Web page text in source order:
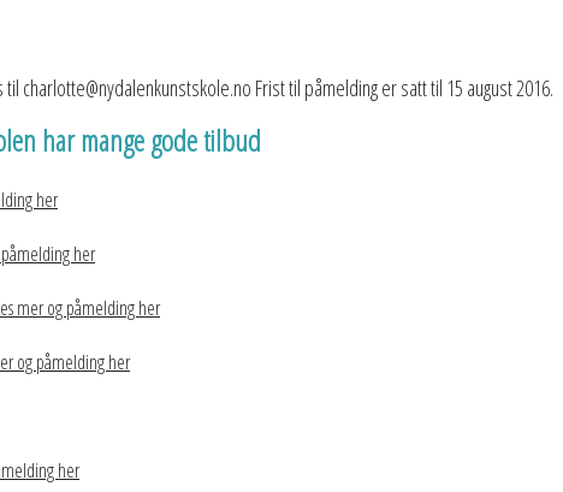
charlotte@nydalenkunstskole.no Frist til påmelding er satt til 15 august 2016.
har mange gode tilbud
her
her
mer og påmelding her
og påmelding her
her